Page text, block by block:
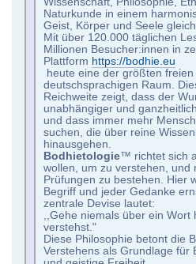
Naturkunde in einem
Geist, Körper und Seele
Mit über 120.000 täglichen
Millionen Besucher:innen in
Plattform https://bodhie.eu
heute eine der größten
deutschsprachigen Raum.
Reichweite zeigt, dass der
unabhängiger und
und dass immer mehr
suchen, die über reine
hinausgehen.
Bodhietologie™ richtet sich
wollen, um zu verstehen, und
Prüfungen zu bestehen. Hier
Begriff und jeder Gedanke
zentrale Devise lautet:
,,Gehe niemals über ein Wort
verstehst."
Diese Philosophie betont die
Verstehens als Grundlage für